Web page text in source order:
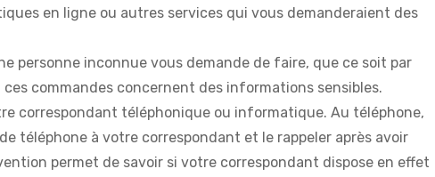
en ligne ou autres services qui vous demanderaient des
personne inconnue vous demande de faire, que ce soit par
commandes concernent des informations sensibles.
correspondant téléphonique ou informatique. Au téléphone,
téléphone à votre correspondant et le rappeler après avoir
permet de savoir si votre correspondant dispose en effet